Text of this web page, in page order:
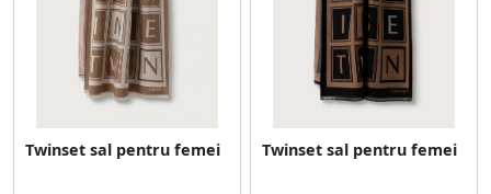
Twinset sal pentru femei Twinset sal pentru femei